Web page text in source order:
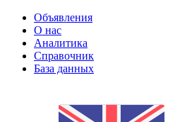
Объявления
О нас
Аналитика
Справочник
База данных